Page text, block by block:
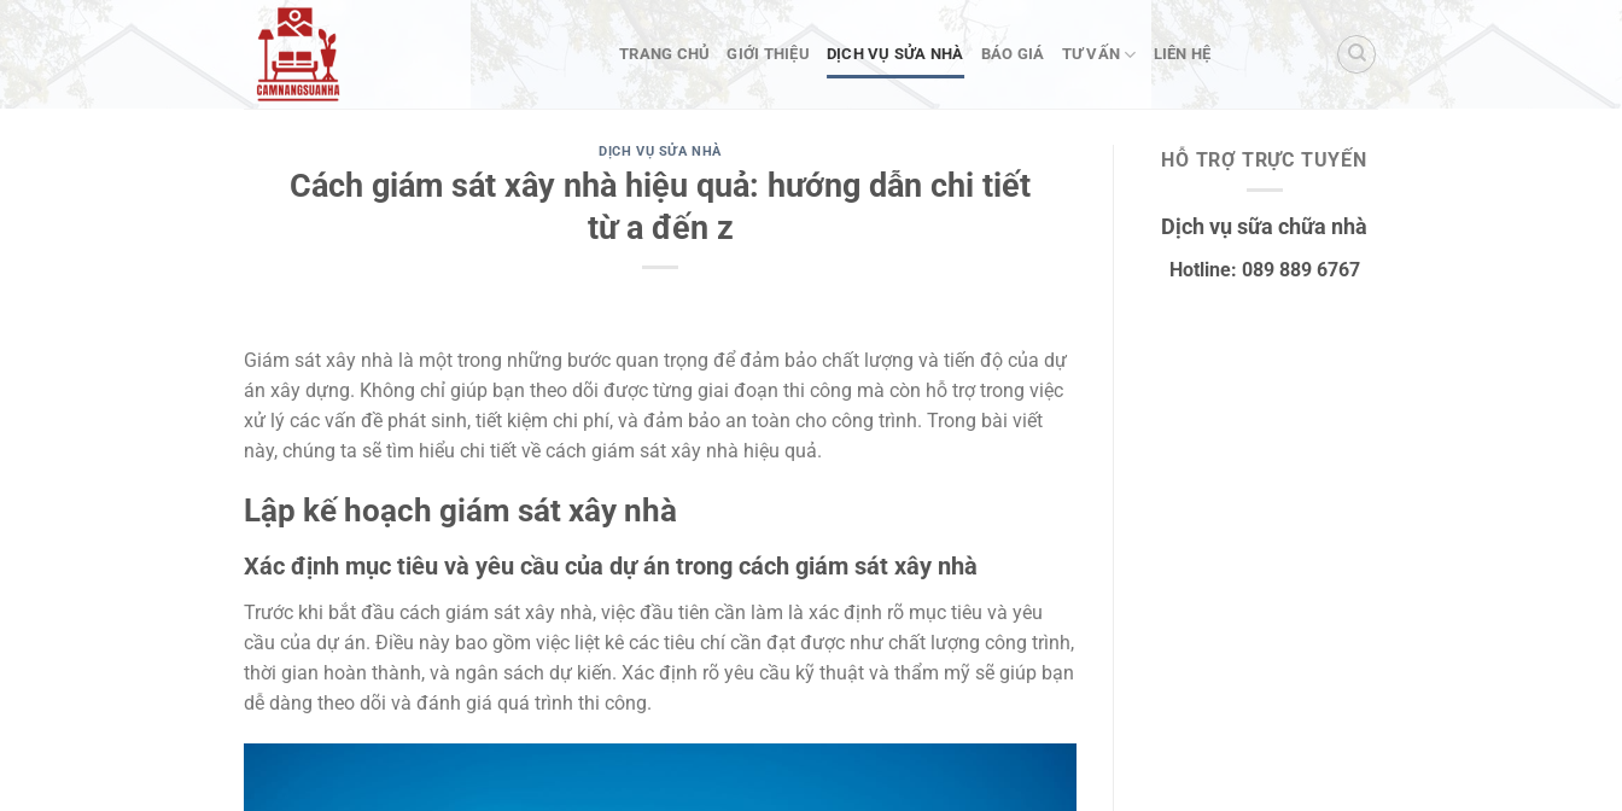
dung
TRANG CHỦ GIỚI THIỆU DỊCH VỤ SỬA NHÀ BÁO GIÁ TƯ VẤN LIÊN HỆ
DỊCH VỤ SỬA NHÀ
Cách giám sát xây nhà hiệu quả: hướng dẫn chi tiết
từ a đến z
Giám sát xây nhà là một trong những bước quan trọng để đảm bảo chất lượng và tiến độ của dự
án xây dựng. Không chỉ giúp bạn theo dõi được từng giai đoạn thi công mà còn hỗ trợ trong việc
xử lý các vấn đề phát sinh, tiết kiệm chi phí, và đảm bảo an toàn cho công trình. Trong bài viết
này, chúng ta sẽ tìm hiểu chi tiết về cách giám sát xây nhà hiệu quả.
Lập kế hoạch giám sát xây nhà
Xác định mục tiêu và yêu cầu của dự án trong cách giám sát xây nhà
Trước khi bắt đầu cách giám sát xây nhà, việc đầu tiên cần làm là xác định rõ mục tiêu và yêu
cầu của dự án. Điều này bao gồm việc liệt kê các tiêu chí cần đạt được như chất lượng công trình,
thời gian hoàn thành, và ngân sách dự kiến. Xác định rõ yêu cầu kỹ thuật và thẩm mỹ sẽ giúp bạn
dễ dàng theo dõi và đánh giá quá trình thi công.
HỖ TRỢ TRỰC TUYẾN
Dịch vụ sữa chữa nhà
Hotline: 089 889 6767